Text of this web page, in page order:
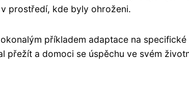
prostředí, kde byly ohroženi.
příkladem adaptace na specifické
přežít a domoci se úspěchu ve svém